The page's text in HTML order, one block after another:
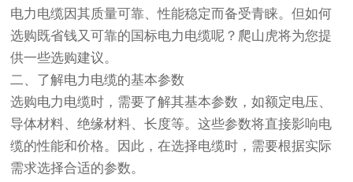
电力电缆因其质量可靠、性能稳定而备受青睐。但如何
选购既省钱又可靠的国标电力电缆呢？爬山虎将为您提
供一些选购建议。
二、了解电力电缆的基本参数
选购电力电缆时，需要了解其基本参数，如额定电压、
导体材料、绝缘材料、长度等。这些参数将直接影响电
缆的性能和价格。因此，在选择电缆时，需要根据实际
需求选择合适的参数。